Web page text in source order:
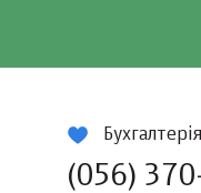
(056)